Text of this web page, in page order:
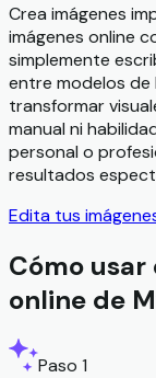
Crea imágenes
imágenes online
simplemente
entre modelos de
transformar
manual ni
personal o
resultados
Edita tus
Cómo
online de
Paso 1